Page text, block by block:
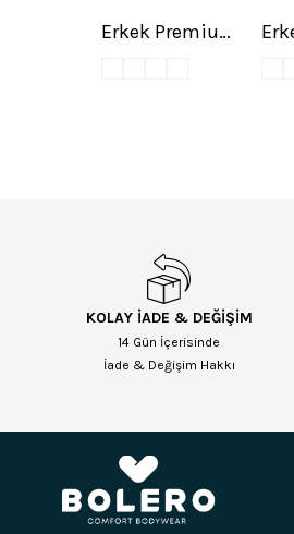
Erkek Premium Dikişsiz Kokulu Yazlık 12'li Bambu Çorap Mix
KOLAY İADE & DEĞİŞİM
14 Gün İçerisinde
İade & Değişim Hakkı